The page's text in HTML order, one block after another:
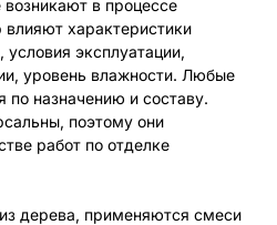
в процессе
характеристики
эксплуатации,
уровень влажности. Любые
по назначению и составу.
поэтому они
работ по отделке
дерева, применяются смеси